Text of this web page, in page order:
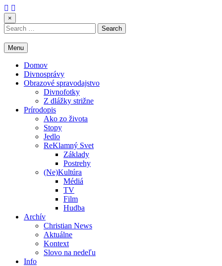
Skip
to
content
×
Search
for:
Menu
Domov
Divnosprávy
Obrazové spravodajstvo
Divnofotky
Z dlážky strižne
Prírodopis
Ako zo života
Stopy
Jedlo
ReKlamný Svet
Základy
Postrehy
(Ne)Kultúra
Médiá
TV
Film
Hudba
Archív
Christian News
Aktuálne
Kontext
Slovo na nedeľu
Info